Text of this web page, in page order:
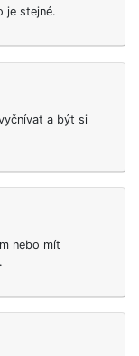
je stejné.
a být si
nebo mít